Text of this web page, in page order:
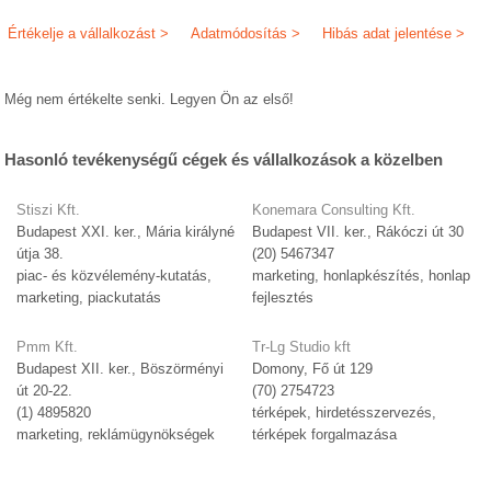
Hibás adat jelentése >
Adatmódosítás >
Értékelje a vállalkozást >
Még nem értékelte senki. Legyen Ön az első!
Hasonló tevékenységű cégek és vállalkozások a közelben
Stiszi Kft.
Budapest XXI. ker., Mária királyné
útja 38.
piac- és közvélemény-kutatás,
marketing, piackutatás
Pmm Kft.
Budapest XII. ker., Böszörményi
út 20-22.
(1) 4895820
marketing, reklámügynökségek
Konemara Consulting Kft.
Budapest VII. ker., Rákóczi út 30
(20) 5467347
marketing, honlapkészítés, honlap
fejlesztés
Tr-Lg Studio kft
Domony, Fő út 129
(70) 2754723
térképek, hirdetésszervezés,
térképek forgalmazása